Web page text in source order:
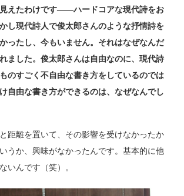
えたわけです――ハードコアな現代詩をお
し現代詩人で俊太郎さんのような抒情詩を
ったし、今もいません。それはなぜなんだ
ました。俊太郎さんは自由なのに、現代詩
のすごく不自由な書き方をしているのでは
自由な書き方ができるのは、なぜなんでし
距離を置いて、その影響を受けなかったか
うか、興味がなかったんです。基本的に他
いんです（笑）。